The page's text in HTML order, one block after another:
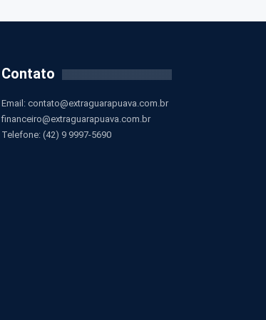
Contato
Email: contato@extraguarapuava.com.br
financeiro@extraguarapuava.com.br
Telefone: (42) 9 9997-5690